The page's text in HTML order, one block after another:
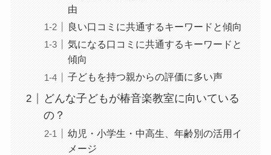
由
良い口コミに共通するキーワードと傾向
気になる口コミに共通するキーワードと
傾向
子どもを持つ親からの評価に多い声
どんな子どもが椿音楽教室に向いている
の？
幼児・小学生・中高生、年齢別の活用イ
メージ